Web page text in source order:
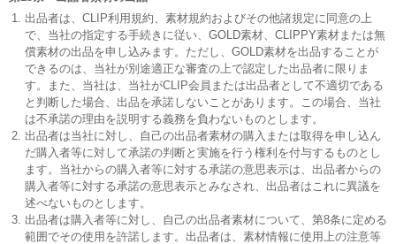
出品者は、CLIP利用規約、素材規約およびその他諸規定に同意の上
で、当社の指定する手続きに従い、GOLD素材、CLIPPY素材または無
償素材の出品を申し込みます。ただし、GOLD素材を出品することが
できるのは、当社が別途適正な審査の上で認定した出品者に限りま
す。また、当社は、当社がCLIP会員または出品者として不適切である
と判断した場合、出品を承諾しないことがあります。この場合、当社
は不承諾の理由を説明する義務を負わないものとします。
出品者は当社に対し、自己の出品者素材の購入または取得を申し込ん
だ購入者等に対して承諾の判断と実施を行う権利を付与するものとし
ます。当社からの購入者等に対する承諾の意思表示は、出品者からの
購入者等に対する承諾の意思表示とみなされ、出品者はこれに異議を
述べないものとします。
出品者は購入者等に対し、自己の出品者素材について、第8条に定める
範囲でその使用を許諾します。出品者は、素材情報に使用上の注意等